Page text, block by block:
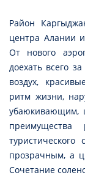
Район
центра Алании
От нового
доехать всего
воздух,
ритм жизни,
убаюкивающим,
туристического
прозрачным, а
Сочетание